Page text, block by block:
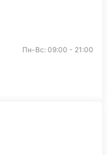
Пн-Вс: 09:00 - 21:00